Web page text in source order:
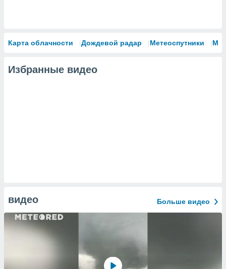
Карта облачности Дождевой радар Метеоспутники
Избранные видео
видео Больше видео